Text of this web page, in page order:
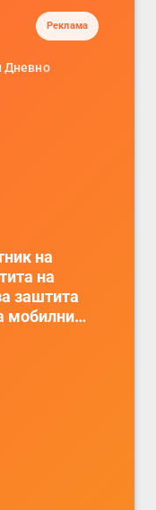
Реклама
Дневно
на
на
заштита
мобилни